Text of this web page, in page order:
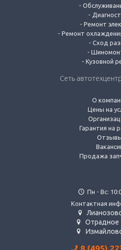
-
-
- Ремонт
- Ремонт
- Сход
-
- Кузовной
Сеть
О
Цены на
Гарантия на
Продажа
Пн - Вс:
Контактная
Отрадное